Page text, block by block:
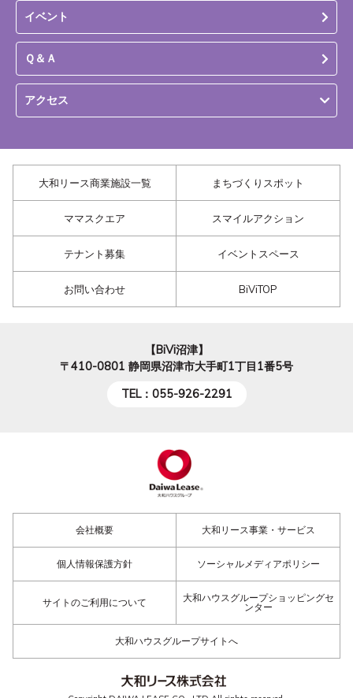
イベント
Ｑ＆Ａ
アクセス
大和リース商業施設一覧 まちづくりスポット
ママスクエア スマイルアクション
テナント募集 イベントスペース
お問い合わせ BiViTOP
【BiVi沼津】
〒410-0801 静岡県沼津市大手町1丁目1番5号
TEL：055-926-2291
会社概要 大和リース事業・サービス
個人情報保護方針 ソーシャルメディアポリシー
サイトのご利用について
大和ハウスグループショッピングセ
ンター
大和ハウスグループサイトへ